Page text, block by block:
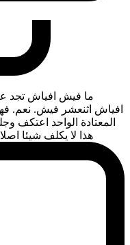
ما فيش افياش تجد
افياش اثنعشر فيش. نعم.
المعتادة الواحد اعتكف
هذا لا يكلف شيئا